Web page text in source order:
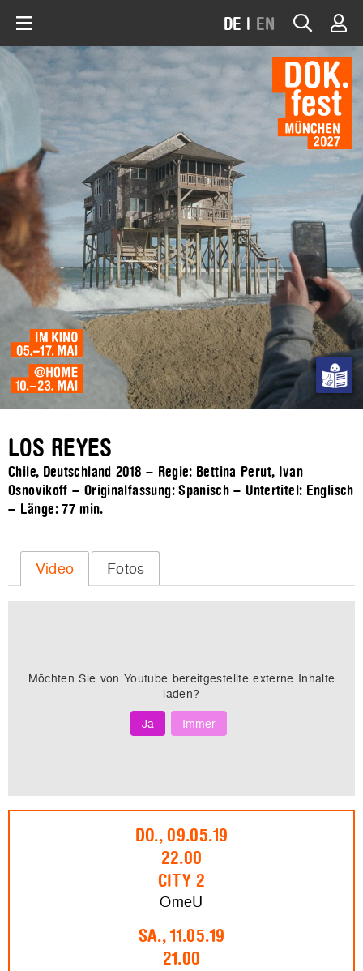
DE | EN
LOS REYES
Chile, Deutschland 2018 – Regie: Bettina Perut, Ivan
Osnovikoff – Originalfassung: Spanisch – Untertitel: Englisch
– Länge:77 min.
Video Fotos
Möchten Sie von Youtube bereitgestellte externe Inhalte
laden?
Ja
Immer
DO., 09.05.19
22.00
CITY 2
OmeU
SA., 11.05.19
21.00